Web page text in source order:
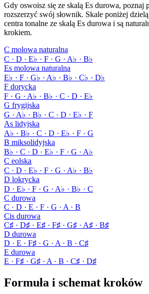
Gdy oswoisz się ze skalą Es durowa, poznaj
rozszerzyć swój słownik. Skale poniżej
centra tonalne ze skalą Es durowa i są
krokiem.
C molowa naturalna
C · D · E♭ · F · G · A♭ · B♭
Es molowa naturalna
E♭ · F · G♭ · A♭ · B♭ · C♭ · D♭
F dorycka
F · G · A♭ · B♭ · C · D · E♭
G frygijska
G · A♭ · B♭ · C · D · E♭ · F
As lidyjska
A♭ · B♭ · C · D · E♭ · F · G
B miksolidyjska
B♭ · C · D · E♭ · F · G · A♭
C eolska
C · D · E♭ · F · G · A♭ · B♭
D lokrycka
D · E♭ · F · G · A♭ · B♭ · C
C durowa
C · D · E · F · G · A · B
Cis durowa
C♯ · D♯ · E♯ · F♯ · G♯ · A♯ · B♯
D durowa
D · E · F♯ · G · A · B · C♯
E durowa
E · F♯ · G♯ · A · B · C♯ · D♯
Formuła i schemat kroków